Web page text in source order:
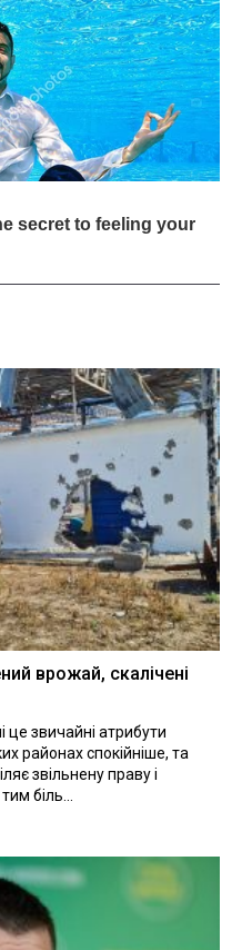
врожай, скалічені
звичайні атрибути
районах спокійніше, та
звільнену праву і
біль...